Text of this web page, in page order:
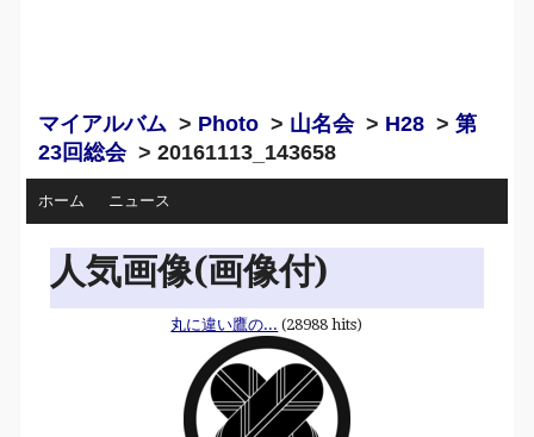
マイアルバム > Photo > 山名会> H28 >第
23回総会> 20161113_143658
ホーム ニュース
人気画像(画像付)
丸に違い鷹の... (28988 hits)